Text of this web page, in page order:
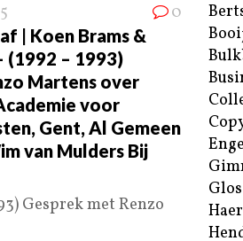
0
| Koen Brams &
(1992 – 1993)
Martens over
voor
Gent, Al Gemeen
van Mulders Bij
Gesprek met Renzo